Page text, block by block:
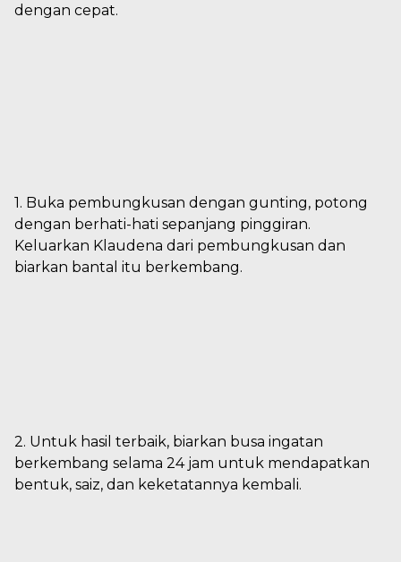
dengan cepat.
1. Buka pembungkusan dengan gunting, potong
dengan berhati-hati sepanjang pinggiran.
Keluarkan Klaudena dari pembungkusan dan
biarkan bantal itu berkembang.
2. Untuk hasil terbaik, biarkan busa ingatan
berkembang selama 24 jam untuk mendapatkan
bentuk, saiz, dan keketatannya kembali.